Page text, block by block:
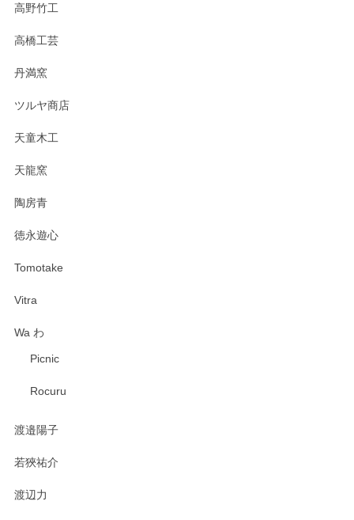
高野竹工
高橋工芸
丹満窯
ツルヤ商店
天童木工
天龍窯
陶房青
徳永遊心
Tomotake
Vitra
Wa わ
Picnic
Rocuru
渡邉陽子
若狹祐介
渡辺力